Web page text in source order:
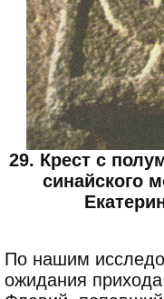
29. Крест с
синайского
По нашим
ожидания